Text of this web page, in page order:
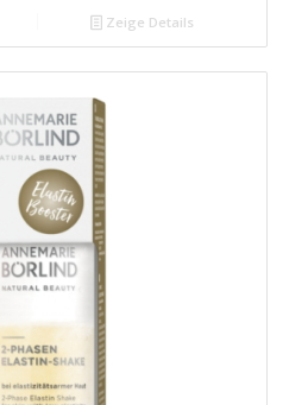
Zeige Details